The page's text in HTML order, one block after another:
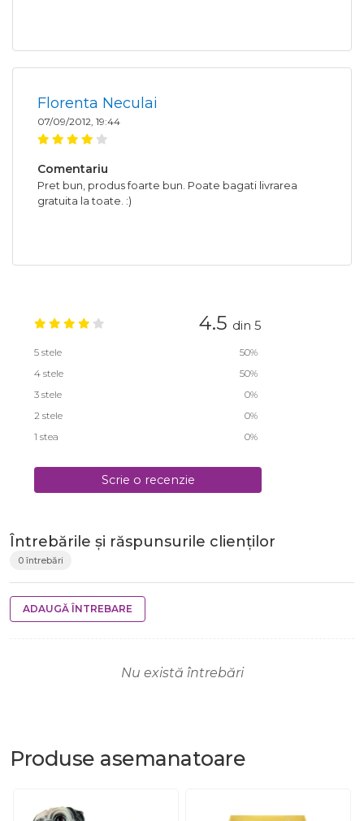
Florenta Neculai
07/09/2012, 19:44
Comentariu
Pret bun, produs foarte bun. Poate bagati livrarea
gratuita la toate. :)
4.5 din 5
5 stele
50%
4 stele
50%
3 stele
0%
2 stele
0%
1 stea
0%
Scrie o recenzie
Întrebările și răspunsurile clienților
0 întrebări
ADAUGĂ ÎNTREBARE
Nu există întrebări
Produse asemanatoare